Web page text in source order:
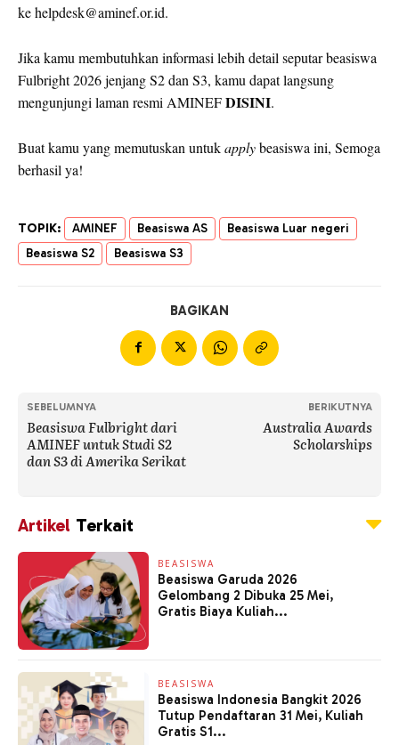
ke helpdesk@aminef.or.id.
Jika kamu membutuhkan informasi lebih detail seputar beasiswa
Fulbright 2026 jenjang S2 dan S3, kamu dapat langsung
mengunjungi laman resmi AMINEFDISINI.
Buat kamu yang memutuskan untukapplybeasiswa ini, Semoga
berhasil ya!
TOPIK: AMINEF Beasiswa AS
Beasiswa Luar negeri
Beasiswa S2
Beasiswa S3
BAGIKAN
SEBELUMNYA
Beasiswa Fulbright dari
AMINEF untuk Studi S2
dan S3 di Amerika Serikat
BERIKUTNYA
Australia Awards
Scholarships
Artikel Terkait
BEASISWA
Beasiswa Garuda 2026
Gelombang 2 Dibuka 25 Mei,
Gratis Biaya Kuliah...
BEASISWA
Beasiswa Indonesia Bangkit 2026
Tutup Pendaftaran 31 Mei, Kuliah
Gratis S1...